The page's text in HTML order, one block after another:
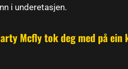
i underetasjen.
Mcfly tok deg med på ein